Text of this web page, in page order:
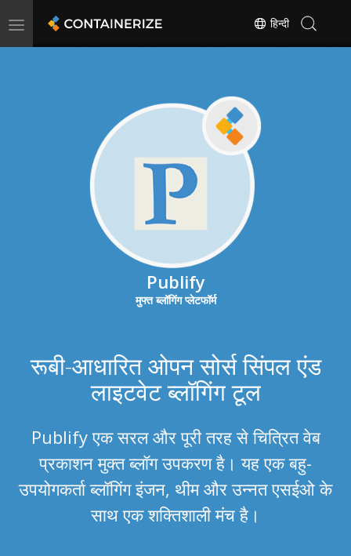
Toggle
हिन्दी
Publify
मुफ्त ब्लॉगिंग प्लेटफॉर्म
रूबी-आधारित ओपन सोर्स सिंपल एंड
लाइटवेट ब्लॉगिंग टूल
Publify एक सरल और पूरी तरह से चित्रित वेब
प्रकाशन मुक्त ब्लॉग उपकरण है। यह एक बहु-
उपयोगकर्ता ब्लॉगिंग इंजन, थीम और उन्नत एसईओ के
साथ एक शक्तिशाली मंच है।